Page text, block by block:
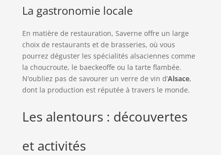
La gastronomie locale
En matière de restauration, Saverne offre un large
choix de restaurants et de brasseries, où vous
pourrez déguster les spécialités alsaciennes comme
la choucroute, le baeckeoffe ou la tarte flambée.
N’oubliez pas de savourer un verre de vin d’Alsace,
dont la production est réputée à travers le monde.
Les alentours : découvertes
et activités